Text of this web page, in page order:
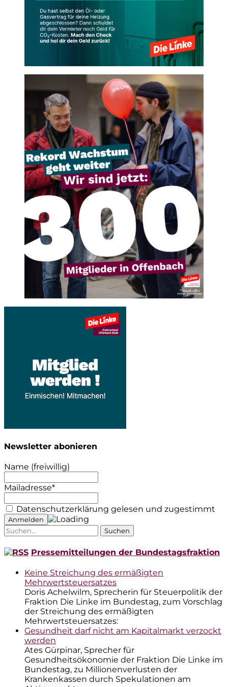
Newsletter abonieren
Name (freiwillig)
Mailadresse*
Datenschutzerklärung gelesen und zugestimmt
Suche
nach:
Pressemitteilungen der Bundestagsfraktion
Keine Streichung des ermäßigten
Mehrwertsteuersatzes
Doris Achelwilm, Sprecherin für Steuerpolitik der
Fraktion Die Linke im Bundestag, zum Vorschlag
der Streichung des ermäßigten
Mehrwertsteuersatzes:
Gesundheit darf nicht am Kapitalmarkt verzockt
werden
Ates Gürpinar, Sprecher für
Gesundheitsökonomie der Fraktion Die Linke im
Bundestag, zu Millionenverlusten der
Krankenkassen durch Spekulationen am